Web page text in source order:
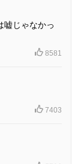
嘘じゃなかっ
8581
7403